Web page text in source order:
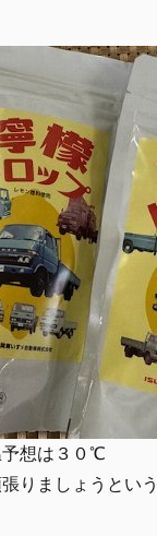
予想は３０℃
りましょうとい